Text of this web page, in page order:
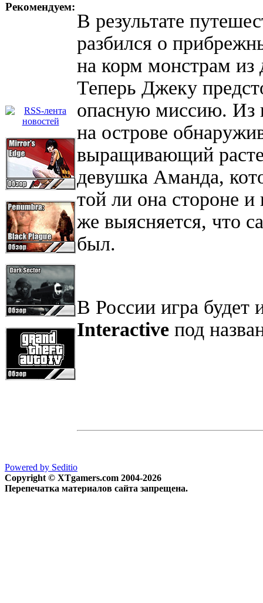
Рекомендуем:
В результате
разбился о
на корм монстрам из
Теперь Джеку
опасную миссию. Из
на острове
выращивающий
девушка Аманда,
той ли она стороне
же выясняется, что
был.
В России игра будет
Interactive под
Powered by Seditio
Copyright © XTgamers.com 2004-2026
Перепечатка материалов сайта запрещена.